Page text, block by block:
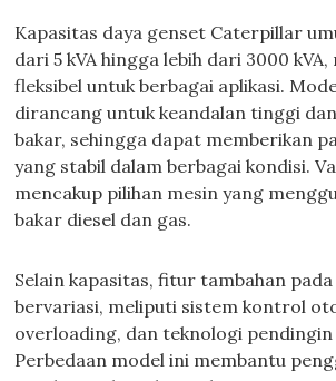
Kapasitas daya genset Caterpillar
dari 5 kVA hingga lebih dari 3000
fleksibel untuk berbagai aplikasi.
dirancang untuk keandalan tinggi
bakar, sehingga dapat memberikan
yang stabil dalam berbagai kondisi.
mencakup pilihan mesin yang
bakar diesel dan gas.
Selain kapasitas, fitur tambahan
bervariasi, meliputi sistem kontrol
overloading, dan teknologi
Perbedaan model ini membantu